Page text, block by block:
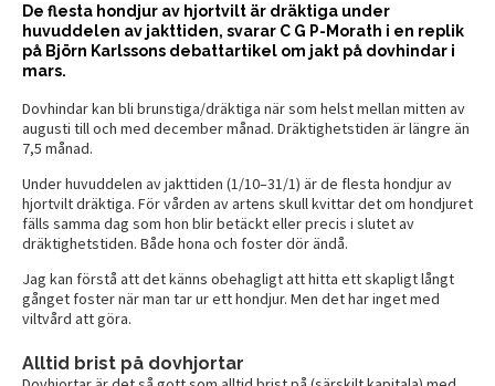
De flesta hondjur av hjortvilt är dräktiga under
huvuddelen av jakttiden, svarar C G P-Morath i en replik
på Björn Karlssons debattartikel om jakt på dovhindar i
mars.
Dovhindar kan bli brunstiga/dräktiga när som helst mellan mitten av
augusti till och med december månad. Dräktighetstiden är längre än
7,5 månad.
Under huvuddelen av jakttiden (1/10–31/1) är de flesta hondjur av
hjortvilt dräktiga. För vården av artens skull kvittar det om hondjuret
fälls samma dag som hon blir betäckt eller precis i slutet av
dräktighetstiden. Både hona och foster dör ändå.
Jag kan förstå att det känns obehagligt att hitta ett skapligt långt
gånget foster när man tar ur ett hondjur. Men det har inget med
viltvård att göra.
Alltid brist på dovhjortar